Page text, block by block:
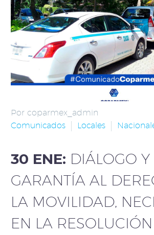
Por coparmex_admin
Comunicados
Locales
30 ENE: DIÁLOGO Y
GARANTÍA AL
LA MOVILIDAD,
EN LA RESOLUCIÓN